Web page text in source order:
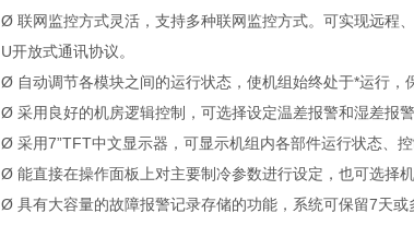
Ø 联网监控方式灵活，支持多种联网监控方式。可实现远程
U开放式通讯协议。
Ø 自动调节各模块之间的运行状态，使机组始终处于*运行，
Ø 采用良好的机房逻辑控制，可选择设定温差报警和湿差报警
Ø 采用7”TFT中文显示器，可显示机组内各部件运行状态、
Ø 能直接在操作面板上对主要制冷参数进行设定，也可选择
Ø 具有大容量的故障报警记录存储的功能，系统可保留7天或